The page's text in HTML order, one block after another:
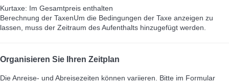
Kurtaxe: Im Gesamtpreis enthalten
Berechnung der TaxenUm die Bedingungen der Taxe anzeigen zu
lassen, muss der Zeitraum des Aufenthalts hinzugefügt werden.
Organisieren Sie Ihren Zeitplan
Die Anreise- und Abreisezeiten können variieren. Bitte im Formular